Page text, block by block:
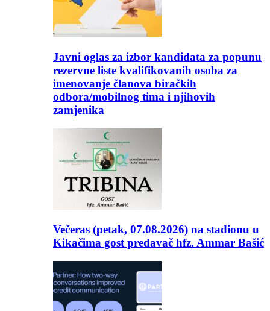
Javni oglas za izbor kandidata za popunu
rezervne liste kvalifikovanih osoba za
imenovanje članova biračkih
odbora/mobilnog tima i njihovih
zamjenika
Večeras (petak, 07.08.2026) na stadionu u
Kikačima gost predavač hfz. Ammar Bašić